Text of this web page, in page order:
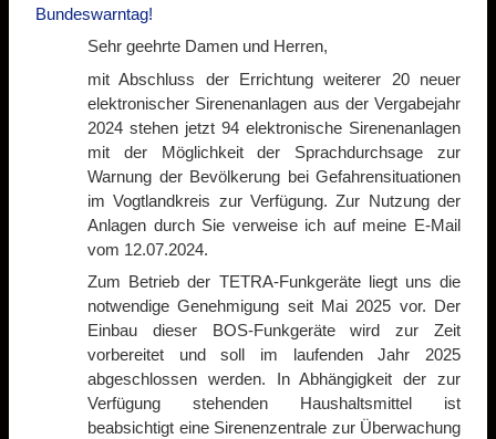
Bundeswarntag!
Sehr geehrte Damen und Herren,
mit Abschluss der Errichtung weiterer 20 neuer
elektronischer Sirenenanlagen aus der Vergabejahr
2024 stehen jetzt 94 elektronische Sirenenanlagen
mit der Möglichkeit der Sprachdurchsage zur
Warnung der Bevölkerung bei Gefahrensituationen
im Vogtlandkreis zur Verfügung. Zur Nutzung der
Anlagen durch Sie verweise ich auf meine E-Mail
vom 12.07.2024.
Zum Betrieb der TETRA-Funkgeräte liegt uns die
notwendige Genehmigung seit Mai 2025 vor. Der
Einbau dieser BOS-Funkgeräte wird zur Zeit
vorbereitet und soll im laufenden Jahr 2025
abgeschlossen werden. In Abhängigkeit der zur
Verfügung stehenden Haushaltsmittel ist
beabsichtigt eine Sirenenzentrale zur Überwachung